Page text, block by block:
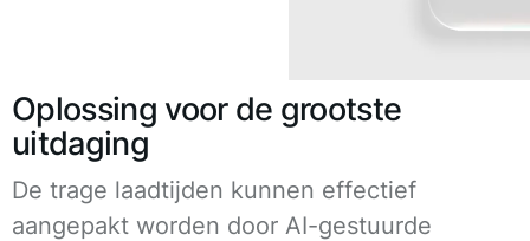
Oplossing voor de grootste
uitdaging
De trage laadtijden kunnen effectief
aangepakt worden door AI-gestuurde